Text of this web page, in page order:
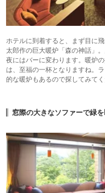
ホテルに到着すると、まず目に
太郎作の巨大暖炉「森の神話」
夜にはバーに変わります。暖炉
は、至福の一杯となりますね。
的な暖炉もあるので探してみてく
窓際の大きなソファーで緑